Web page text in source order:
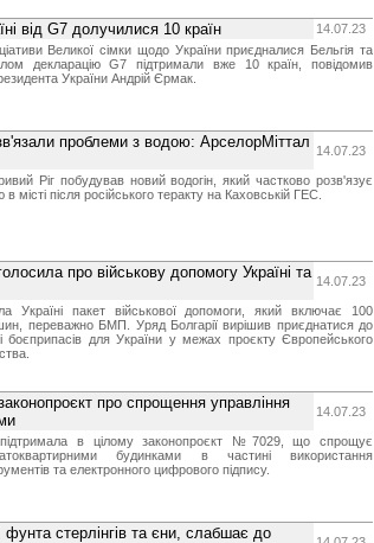
від G7 долучилися 10 країн
14.07.23
Великої сімки щодо України приєдналися Бельгія та
декларацію G7 підтримали вже 10 країн, повідомив
України Андрій Єрмак.
проблеми з водою: АрселорМіттал 14.07.23
Ріг побудував новий водогін, який частково розв'язує
місті після російського теракту на Каховській ГЕС.
про військову допомогу Україні та 14.07.23
Україні пакет військової допомоги, який включає 100
переважно БМП. Уряд Болгарії вирішив приєднатися до
боєприпасів для України у межах проєкту Європейського
про спрощення управління
14.07.23
в цілому законопроєкт №7029, що спрощує
будинками в частині використання
та електронного цифрового підпису.
стерлінгів та єни, слабшає до